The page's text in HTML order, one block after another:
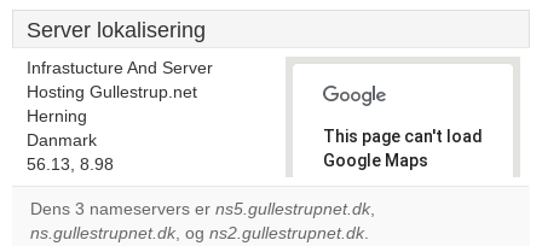
Server lokalisering
Infrastucture And Server
Hosting Gullestrup.net
Herning
Danmark
56.13, 8.98
This page can't load
Google Maps
correctly.
Do you
Dens 3 nameservers er ns5.gullestrupnet.dk,
ns.gullestrupnet.dk, og ns2.gullestrupnet.dk.